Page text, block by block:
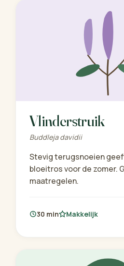
Vlinderstruik
Buddleja davidii
Stevig terugsnoeien
bloeitros voor de zomer.
maatregelen.
30 min Makkelijk